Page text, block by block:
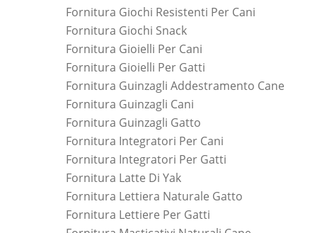
Fornitura Giochi Resistenti Per Cani
Fornitura Giochi Snack
Fornitura Gioielli Per Cani
Fornitura Gioielli Per Gatti
Fornitura Guinzagli Addestramento Cane
Fornitura Guinzagli Cani
Fornitura Guinzagli Gatto
Fornitura Integratori Per Cani
Fornitura Integratori Per Gatti
Fornitura Latte Di Yak
Fornitura Lettiera Naturale Gatto
Fornitura Lettiere Per Gatti